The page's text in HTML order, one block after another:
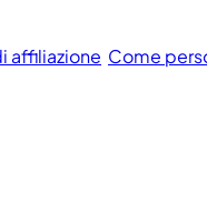
affiliazione Come